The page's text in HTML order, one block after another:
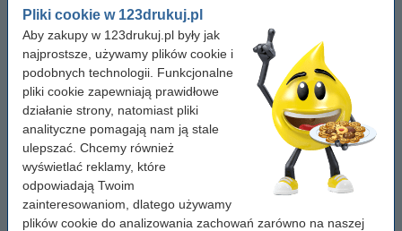
Pliki cookie w 123drukuj.pl
Aby zakupy w 123drukuj.pl były jak
najprostsze, używamy plików cookie i
podobnych technologii. Funkcjonalne
pliki cookie zapewniają prawidłowe
działanie strony, natomiast pliki
analityczne pomagają nam ją stale
ulepszać. Chcemy również
wyświetlać reklamy, które
odpowiadają Twoim
zainteresowaniom, dlatego używamy
plików cookie do analizowania zachowań zarówno na naszej
0A001-00696500
0A001-00696700
0A001-00697800
0A001-00699800
0A001-00699900